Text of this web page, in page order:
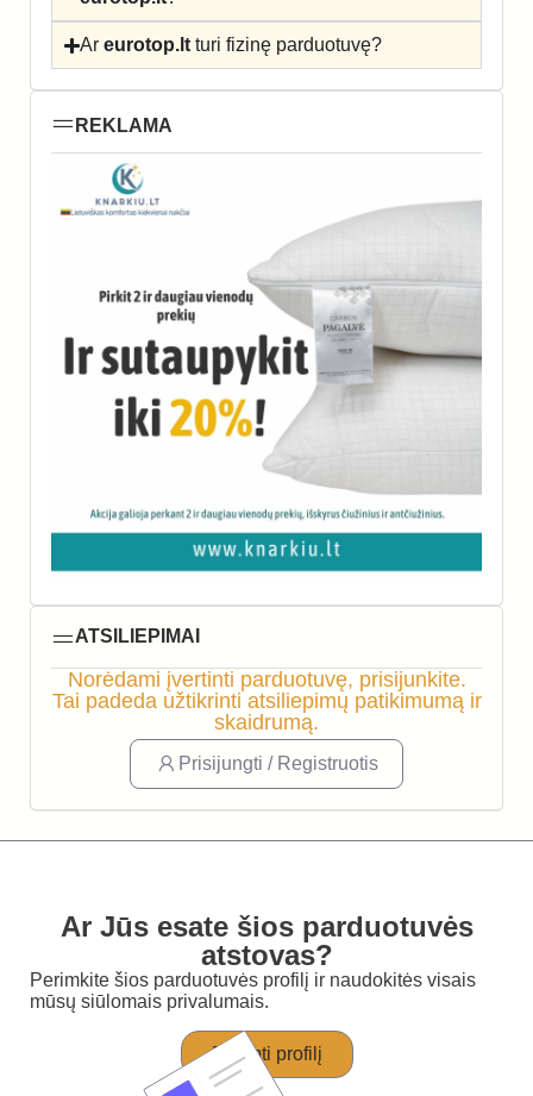
Areurotop.lt turi fizinę parduotuvę?
REKLAMA
ATSILIEPIMAI
Norėdami įvertinti parduotuvę, prisijunkite.
Tai padeda užtikrinti atsiliepimų patikimumą ir
skaidrumą.
Prisijungti / Registruotis
Ar Jūs esate šios parduotuvės
atstovas?
Perimkite šios parduotuvės profilį ir naudokitės visais
mūsų siūlomais privalumais.
Perimti profilį